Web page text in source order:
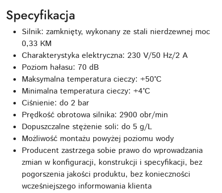
Specyfikacja
Silnik: zamknięty, wykonany ze stali nierdzewnej moc
0,33 KM
Charakterystyka elektryczna: 230 V/50 Hz/2 A
Poziom hałasu: 70 dB
Maksymalna temperatura cieczy: +50°C
Minimalna temperatura cieczy: +4°C
Ciśnienie: do 2 bar
Prędkość obrotowa silnika: 2900 obr/min
Dopuszczalne stężenie soli: do 5 g/L
Możliwość montażu powyżej poziomu wody
Producent zastrzega sobie prawo do wprowadzania
zmian w konfiguracji, konstrukcji i specyfikacji, bez
pogorszenia jakości produktu, bez konieczności
wcześniejszego informowania klienta